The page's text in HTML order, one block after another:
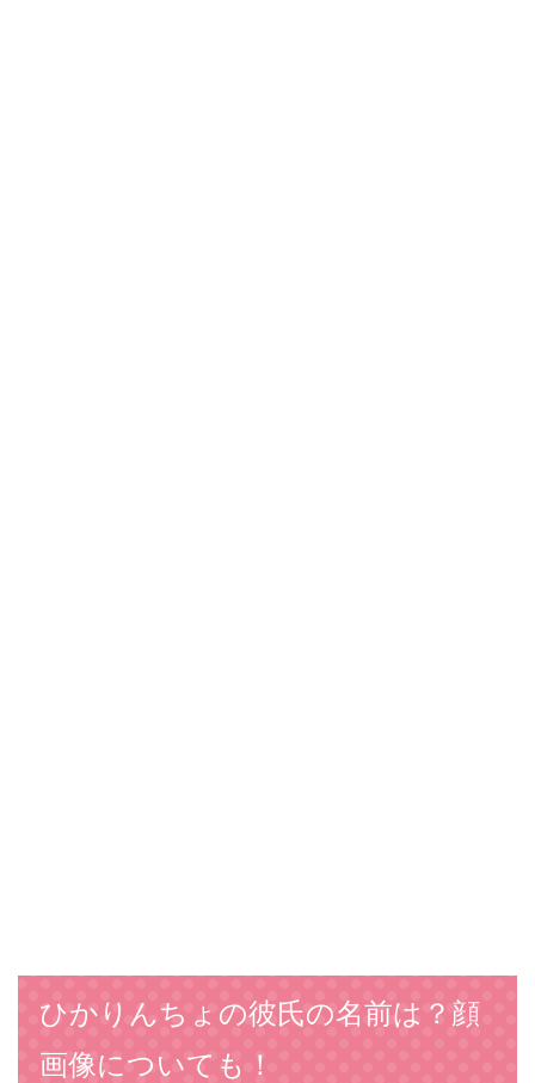
ひかりんちょの彼氏の名前は？顔
画像についても！